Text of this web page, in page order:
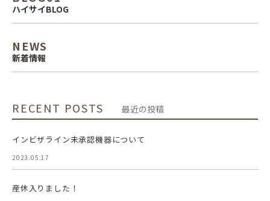
ハイサイBLOG
NEWS
新着情報
RECENT POSTS 最近の投稿
インビザライン未承認機器について
2023.05.17
産休入りました！